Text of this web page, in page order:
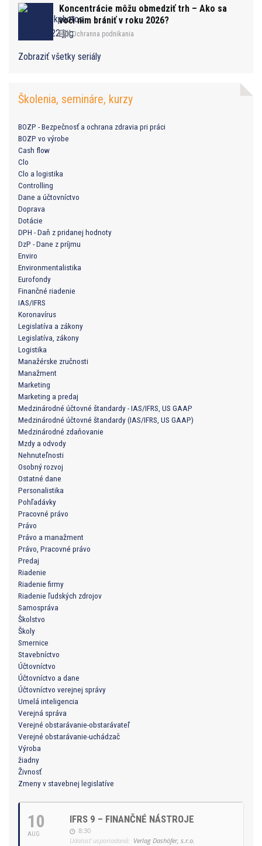
Koncentrácie môžu obmedziť trh – Ako sa
voči nim brániť v roku 2026?
Ochranna podnikania
Zobraziť všetky seriály
Školenia, semináre, kurzy
BOZP - Bezpečnosť a ochrana zdravia pri práci
BOZP vo výrobe
Cash flow
Clo
Clo a logistika
Controlling
Dane a účtovníctvo
Doprava
Dotácie
DPH - Daň z pridanej hodnoty
DzP - Dane z príjmu
Enviro
Environmentalistika
Eurofondy
Finančné riadenie
IAS/IFRS
Koronavírus
Legislatíva a zákony
Legislatíva, zákony
Logistika
Manažérske zručnosti
Manažment
Marketing
Marketing a predaj
Medzinárodné účtovné štandardy - IAS/IFRS, US GAAP
Medzinárodné účtovné štandardy (IAS/IFRS, US GAAP)
Medzinárodné zdaňovanie
Mzdy a odvody
Nehnuteľnosti
Osobný rozvoj
Ostatné dane
Personalistika
Pohľadávky
Pracovné právo
Právo
Právo a manažment
Právo, Pracovné právo
Predaj
Riadenie
Riadenie firmy
Riadenie ľudských zdrojov
Samospráva
Školstvo
Školy
Smernice
Stavebníctvo
Účtovníctvo
Účtovníctvo a dane
Účtovníctvo verejnej správy
Umelá inteligencia
Verejná správa
Verejné obstarávanie-obstarávateľ
Verejné obstarávanie-uchádzač
Výroba
žiadny
Živnosť
Zmeny v stavebnej legislatíve
10
AUG
IFRS 9 – FINANČNÉ NÁSTROJE
8:30
Udalosť usporiadaná: Verlag Dashöfer, s.r.o.